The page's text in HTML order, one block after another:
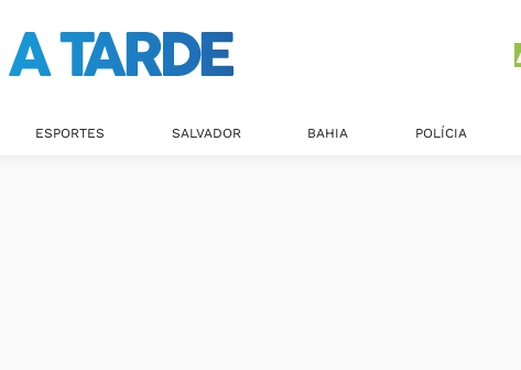
ESPORTES SALVADOR BAHIA POLÍCIA